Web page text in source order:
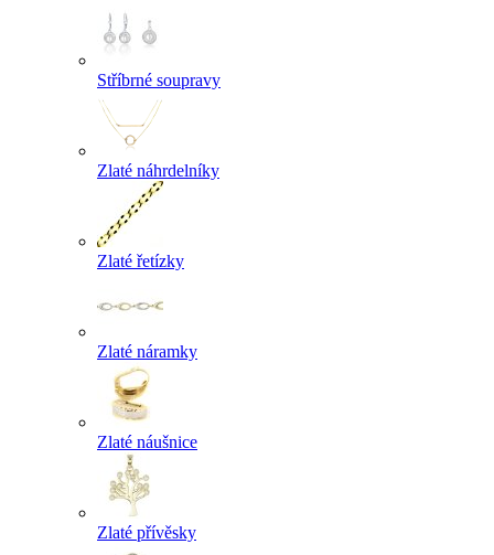
Stříbrné soupravy
Zlaté náhrdelníky
Zlaté řetízky
Zlaté náramky
Zlaté náušnice
Zlaté přívěsky